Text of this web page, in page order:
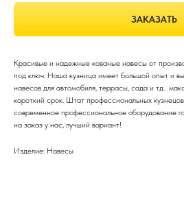
ЗАКАЗАТЬ
Красивые и надежные кованые навесы от
под ключ. Наша кузница имеет большой опыт и
навесов для автомобиля, террасы, сада и тд.
короткий срок. Штат профессиональных
современное профессиональное оборудование
на заказ у нас, лучший вариант!
Изделие: Навесы